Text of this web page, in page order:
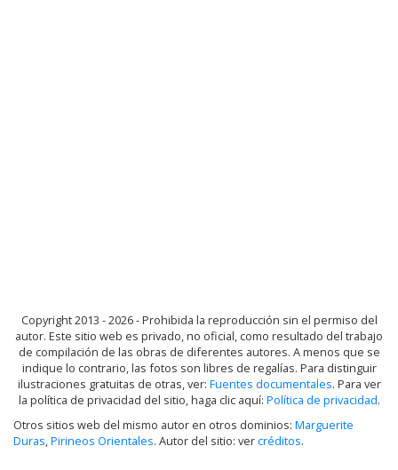
Copyright 2013 - 2026 - Prohibida la reproducción sin el permiso del
autor. Este sitio web es privado, no oficial, como resultado del trabajo
de compilación de las obras de diferentes autores. A menos que se
indique lo contrario, las fotos son libres de regalías. Para distinguir
ilustraciones gratuitas de otras, ver: Fuentes documentales. Para ver
la política de privacidad del sitio, haga clic aquí: Política de privacidad.
Otros sitios web del mismo autor en otros dominios: Marguerite
Duras,Pirineos Orientales. Autor del sitio: vercréditos.